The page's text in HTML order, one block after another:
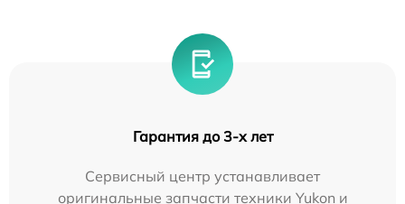
Гарантия до 3-х лет
Сервисный центр устанавливает
оригинальные запчасти техники Yukon и